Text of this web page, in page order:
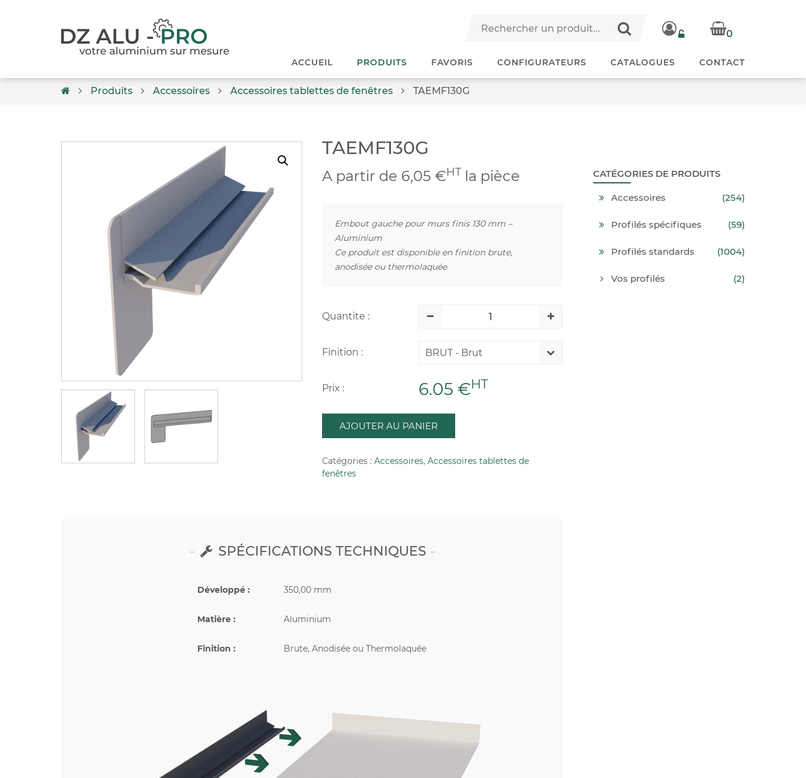
0
ACCUEIL PRODUITS FAVORIS CONFIGURATEURS CATALOGUES CONTACT
Produits Accessoires Accessoires tablettes de fenêtres TAEMF130G
TAEMF130G
A partir de 6,05 €HT la pièce
Embout gauche pour murs finis 130 mm –
Aluminium
Ce produit est disponible en finition brute,
anodisée ou thermolaquée.
Quantite :
Finition : BRUT - Brut
Prix : 6.05 €HT
AJOUTER AU PANIER
Catégories :Accessoires,Accessoires tablettes de
fenêtres
SPÉCIFICATIONS TECHNIQUES
Développé : 350,00 mm
Matière : Aluminium
Finition : Brute, Anodisée ou Thermolaquée
CATÉGORIES DE PRODUITS
Accessoires (254)
Profilés spécifiques (59)
Profilés standards (1004)
Vos profilés (2)